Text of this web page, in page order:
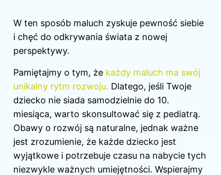
W ten sposób maluch zyskuje pewność siebie
i chęć do odkrywania świata z nowej
perspektywy.
Pamiętajmy o tym, że każdy maluch ma swój
unikalny rytm rozwoju. Dlatego, jeśli Twoje
dziecko nie siada samodzielnie do 10.
miesiąca, warto skonsultować się z pediatrą.
Obawy o rozwój są naturalne, jednak ważne
jest zrozumienie, że każde dziecko jest
wyjątkowe i potrzebuje czasu na nabycie tych
niezwykle ważnych umiejętności. Wspierajmy